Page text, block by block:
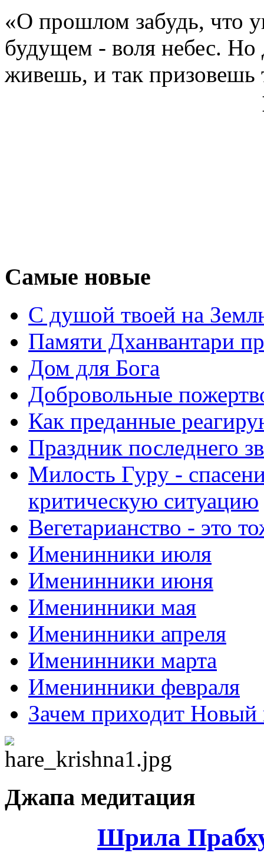
«О прошлом забудь, что
будущем - воля небес. Но
живешь, и так призовешь
Самые новые
С душой твоей на
Памяти Дханвантари
Дом для Бога
Добровольные
Как преданные
Праздник последнего
Милость Гуру -
критическую ситуацию
Вегетарианство - это
Именинники июля
Именинники июня
Именинники мая
Именинники апреля
Именинники марта
Именинники февраля
Зачем приходит Новый
Джапа медитация
Шрила